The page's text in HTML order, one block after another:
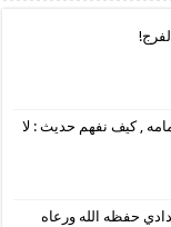
, كيف نفهم حديث : لا
حفظه الله ورعاه